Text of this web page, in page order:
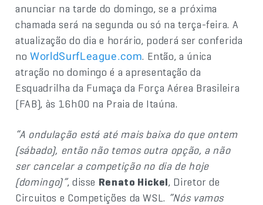
anunciar na tarde do domingo, se a próxima
chamada será na segunda ou só na terça-feira. A
atualização do dia e horário, poderá ser conferida
noWorldSurfLeague.com. Então, a única
atração no domingo é a apresentação da
Esquadrilha da Fumaça da Força Aérea Brasileira
(FAB), às 16h00 na Praia de Itaúna.
“A ondulação está até mais baixa do que ontem
(sábado), então não temos outra opção, a não
ser cancelar a competição no dia de hoje
(domingo)”, disse Renato Hickel, Diretor de
Circuitos e Competições da WSL. “Nós vamos